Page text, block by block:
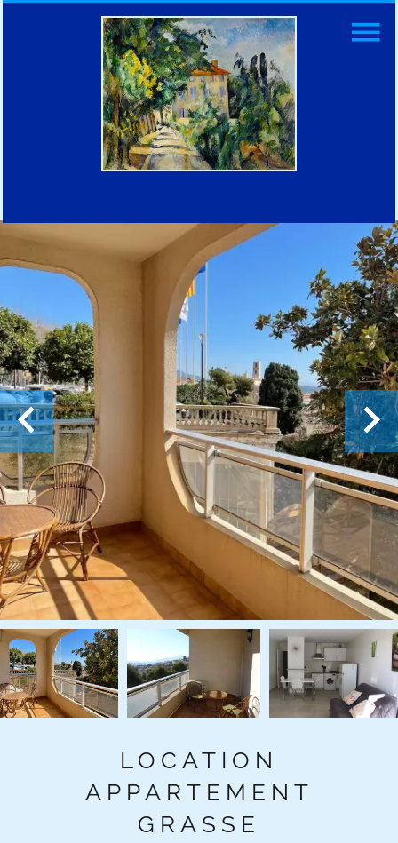
LOCATION
APPARTEMENT
GRASSE